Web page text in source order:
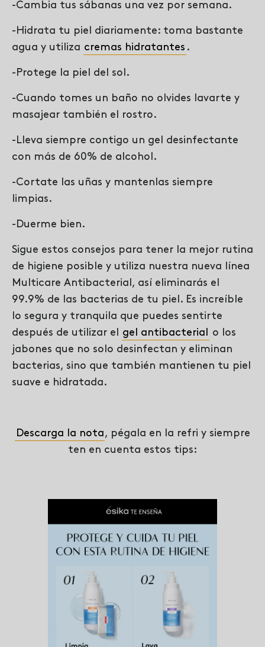
-Cambia tus sábanas una vez por semana.
-Hidrata tu piel diariamente: toma bastante
agua y utiliza cremas hidratantes .
-Protege la piel del sol.
-Cuando tomes un baño no olvides lavarte y
masajear también el rostro.
-Lleva siempre contigo un gel desinfectante
con más de 60% de alcohol.
-Cortate las uñas y mantenlas siempre
limpias.
-Duerme bien.
Sigue estos consejos para tener la mejor rutina
de higiene posible y utiliza nuestra nueva línea
Multicare Antibacterial, así eliminarás el
99.9% de las bacterias de tu piel. Es increíble
lo segura y tranquila que puedes sentirte
después de utilizar el gel antibacterial o los
jabones que no solo desinfectan y eliminan
bacterias, sino que también mantienen tu piel
suave e hidratada.
Descarga la nota, pégala en la refri y siempre
ten en cuenta estos tips: